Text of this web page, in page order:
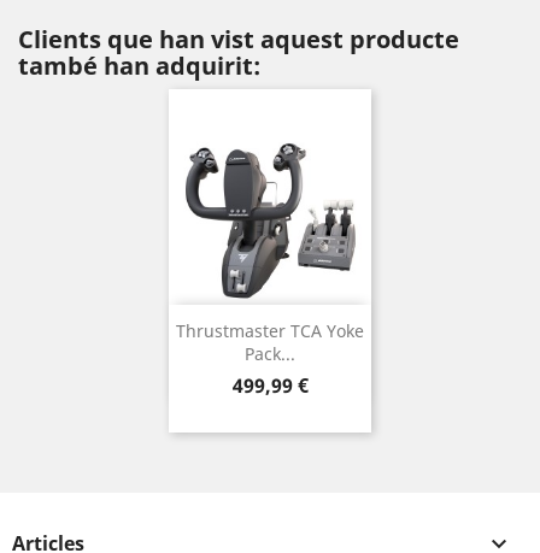
Clients que han vist aquest producte
també han adquirit:
Thrustmaster TCA Yoke
Pack...
Preu
499,99 €
Articles 